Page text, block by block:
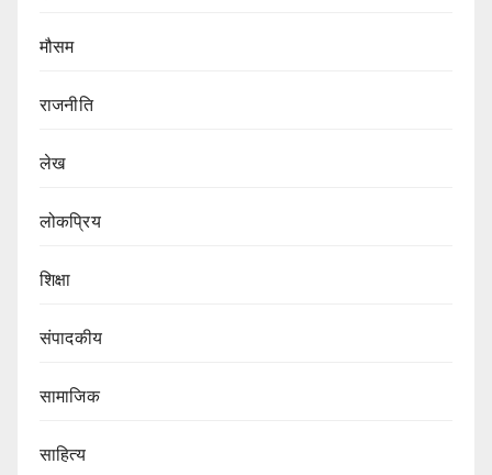
मौसम
राजनीति
लेख
लोकप्रिय
शिक्षा
संपादकीय
सामाजिक
साहित्य